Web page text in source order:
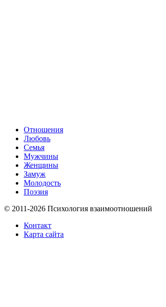
Отношения
Любовь
Семья
Мужчины
Женщины
Замуж
Молодость
Поэзия
© 2011-2026 Психология взаимоотношений
Контакт
Карта сайта